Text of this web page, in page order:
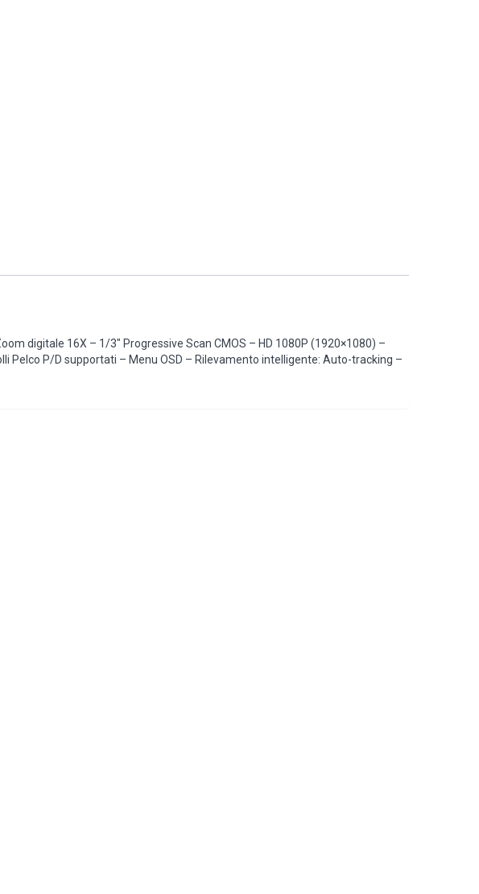
digitale 16X – 1/3″ Progressive Scan CMOS – HD 1080P (1920×1080) –
Pelco P/D supportati – Menu OSD – Rilevamento intelligente: Auto-tracking –